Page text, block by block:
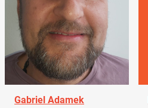
Gabriel Adamek